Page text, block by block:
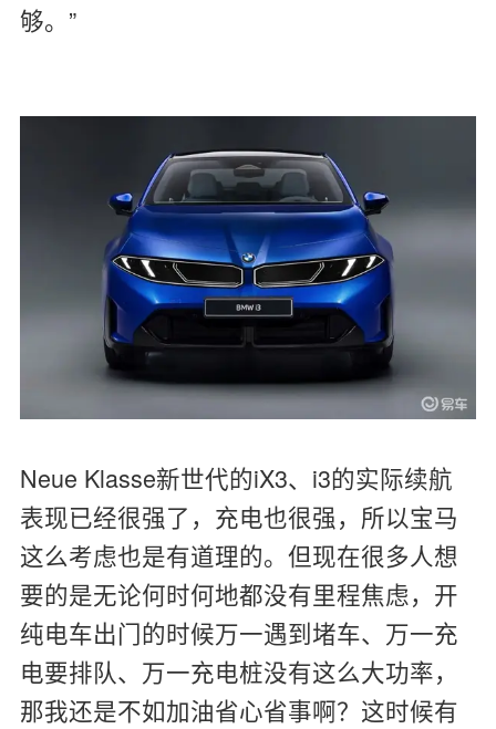
够。”
Neue Klasse新世代的iX3、i3的实际续航
表现已经很强了，充电也很强，所以宝马
这么考虑也是有道理的。但现在很多人想
要的是无论何时何地都没有里程焦虑，开
纯电车出门的时候万一遇到堵车、万一充
电要排队、万一充电桩没有这么大功率，
那我还是不如加油省心省事啊？这时候有